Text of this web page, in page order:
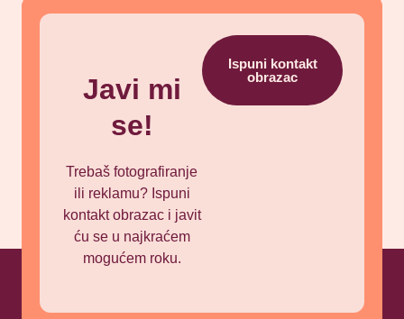
Javi mi
se!
Trebaš fotografiranje
ili reklamu? Ispuni
kontakt obrazac i javit
ću se u najkraćem
mogućem roku.
Ispuni kontakt
obrazac